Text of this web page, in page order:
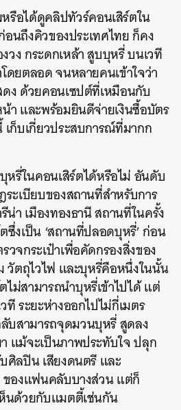
รือได้ดูคลิปทัวร์คอนเสิร์ตใน
อนถึงคิวของประเทศไทย ก็คง
ง กระดกเหล้า สูบบุหรี่ บนเวที
ดยตลอด จนหลายคนเข้าใจว่า
ง ด้วยคอนเซปต์ที่เหมือนกับ
า และพร้อมยินดีจ่ายเงินซื้อบัตร
ก็บเกี่ยวประสบการณ์ที่มากก
รี่ในคอนเสิร์ตได้หรือไม่ อันดับ
ระเบียบของสถานที่สำหรับการ
า เมืองทองธานี สถานที่ในครั้ง
งเป็น ‘สถานที่ปลอดบุหรี่’ ก่อน
จกระเป๋าเพื่อคัดกรองสิ่งของ
วัตถุไวไฟ และบุหรี่คือหนึ่งในนั้น
ม่สามารถนำบุหรี่เข้าไปได้ แต่
ระยะห่างออกไปไม่กี่เมตร
บสามารถจุดมวนบุหรี่ สูดลง
แม้จะเป็นภาพประทับใจ ปลุก
ศิลปิน เสียงดนตรี และ
ของแฟนคลับบางส่วน แต่ก็
นด้วยกับแมตตี้เช่นกัน